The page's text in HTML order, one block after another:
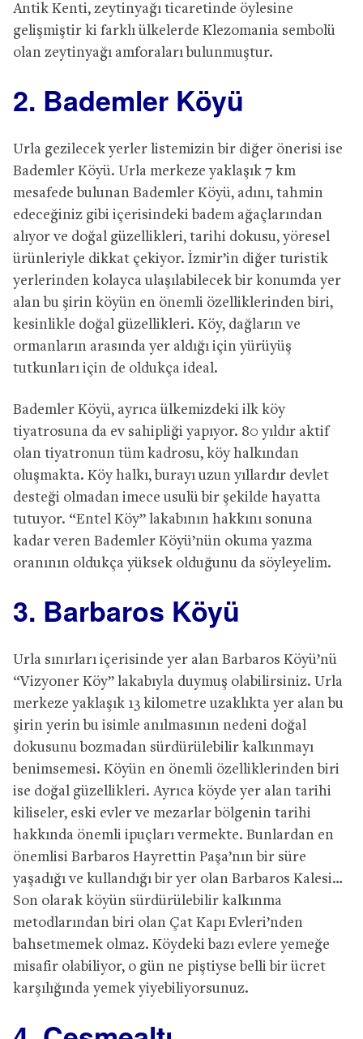
Antik Kenti, zeytinyağı ticaretinde öylesine
gelişmiştir ki farklı ülkelerde Klezomania sembolü
olan zeytinyağı amforaları bulunmuştur.
2. Bademler Köyü
Urla gezilecek yerler listemizin bir diğer önerisi ise
Bademler Köyü. Urla merkeze yaklaşık 7 km
mesafede bulunan Bademler Köyü, adını, tahmin
edeceğiniz gibi içerisindeki badem ağaçlarından
alıyor ve doğal güzellikleri, tarihi dokusu, yöresel
ürünleriyle dikkat çekiyor. İzmir’in diğer turistik
yerlerinden kolayca ulaşılabilecek bir konumda yer
alan bu şirin köyün en önemli özelliklerinden biri,
kesinlikle doğal güzellikleri. Köy, dağların ve
ormanların arasında yer aldığı için yürüyüş
tutkunları için de oldukça ideal.
Bademler Köyü, ayrıca ülkemizdeki ilk köy
tiyatrosuna da ev sahipliği yapıyor. 80 yıldır aktif
olan tiyatronun tüm kadrosu, köy halkından
oluşmakta. Köy halkı, burayı uzun yıllardır devlet
desteği olmadan imece usulü bir şekilde hayatta
tutuyor. “Entel Köy” lakabının hakkını sonuna
kadar veren Bademler Köyü’nün okuma yazma
oranının oldukça yüksek olduğunu da söyleyelim.
3. Barbaros Köyü
Urla sınırları içerisinde yer alan Barbaros Köyü’nü
“Vizyoner Köy” lakabıyla duymuş olabilirsiniz. Urla
merkeze yaklaşık 13 kilometre uzaklıkta yer alan bu
şirin yerin bu isimle anılmasının nedeni doğal
dokusunu bozmadan sürdürülebilir kalkınmayı
benimsemesi. Köyün en önemli özelliklerinden biri
ise doğal güzellikleri. Ayrıca köyde yer alan tarihi
kiliseler, eski evler ve mezarlar bölgenin tarihi
hakkında önemli ipuçları vermekte. Bunlardan en
önemlisi Barbaros Hayrettin Paşa’nın bir süre
yaşadığı ve kullandığı bir yer olan Barbaros Kalesi…
Son olarak köyün sürdürülebilir kalkınma
metodlarından biri olan Çat Kapı Evleri’nden
bahsetmemek olmaz. Köydeki bazı evlere yemeğe
misafir olabiliyor, o gün ne piştiyse belli bir ücret
karşılığında yemek yiyebiliyorsunuz.